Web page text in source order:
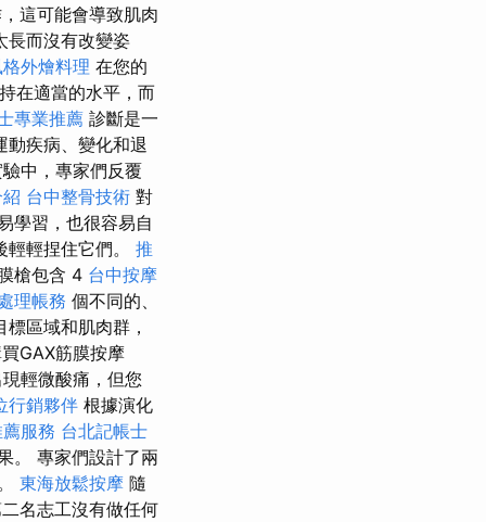
這可能會導致肌肉
長而沒有改變姿
外燴料理 在您的
在適當的水平，而
專業推薦 診斷是一
動疾病、變化和退
中，專家們反覆
台中整骨技術 對
學習，也很容易自
輕捏住它們。 推
槍包含 4 台中按摩
理帳務 個不同的、
區域和肌肉群，
GAX筋膜按摩
輕微酸痛，但您
行銷夥伴 根據演化
服務 台北記帳士
。 專家們設計了兩
東海放鬆按摩 隨
名志工沒有做任何